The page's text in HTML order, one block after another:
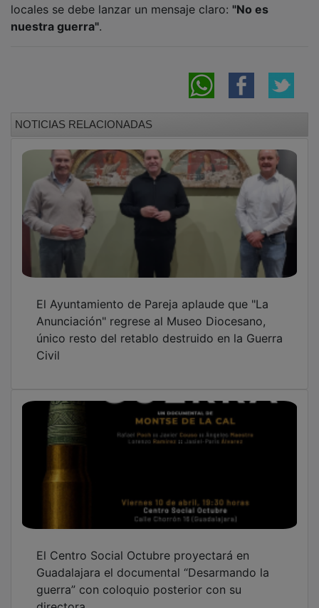
nuestra guerra" .
Anunciación" regrese al Museo Diocesano,
único resto del retablo destruido en la Guerra
Civil
Guadalajara el documental “Desarmando la
guerra” con coloquio posterior con su
directora